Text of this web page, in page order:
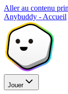
Aller au contenu
Anybuddy - Accueil
Jouer